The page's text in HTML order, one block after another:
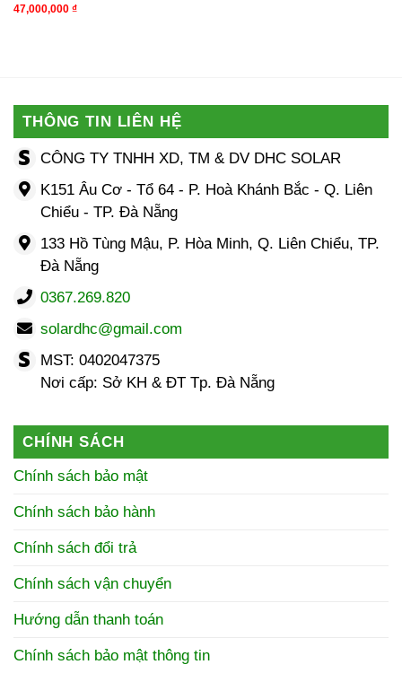
47,000,000 ₫
THÔNG TIN LIÊN HỆ
CÔNG TY TNHH XD, TM & DV DHC SOLAR
K151 Âu Cơ - Tổ 64 - P. Hoà Khánh Bắc - Q. Liên
Chiểu - TP. Đà Nẵng
133 Hồ Tùng Mậu, P. Hòa Minh, Q. Liên Chiểu, TP.
Đà Nẵng
0367.269.820
solardhc@gmail.com
MST: 0402047375
Nơi cấp: Sở KH & ĐT Tp. Đà Nẵng
CHÍNH SÁCH
Chính sách bảo mật
Chính sách bảo hành
Chính sách đổi trả
Chính sách vận chuyển
Hướng dẫn thanh toán
Chính sách bảo mật thông tin